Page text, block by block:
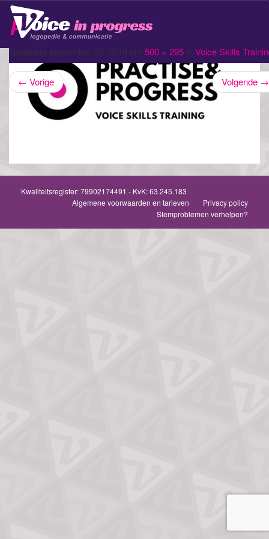
P
Geplaatst september 22, 2019 om 500 × 295 in Voice Skills
← Vorige Volgende →
Kwaliteitsregister:79902174491 - KvK: 63.245.183
Algemene voorwaarden en tarieven
Privacy policy
Stemproblemen verhelpen?